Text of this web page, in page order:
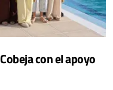
con el apoyo